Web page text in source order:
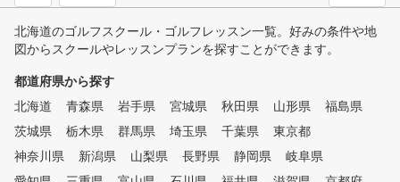
北海道のゴルフスクール・ゴルフレッスン一覧。好みの条件や地
図からスクールやレッスンプランを探すことができます。
都道府県から探す
北海道
青森県 岩手県 宮城県 秋田県 山形県
福島県
茨城県
栃木県 群馬県 埼玉県 千葉県
東京都
神奈川県
新潟県 山梨県 長野県 静岡県
岐阜県